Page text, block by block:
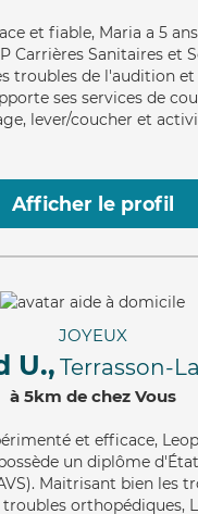
et fiable, Maria a 5
Carrières Sanitaires et
troubles de l'audition
ses services de
lever/coucher et
Afficher le profil
JOYEUX
U., Terrasson-
à 5km de chez Vous
et efficace,
un diplôme
Maitrisant bien les
orthopédiques,